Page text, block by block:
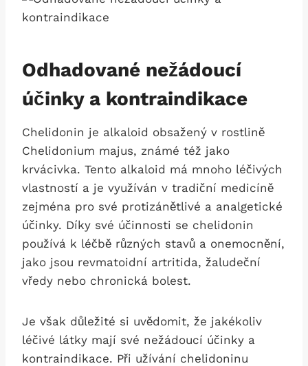
Odhadované nežádoucí⁣
účinky ‍a kontraindikace
Chelidonin je alkaloid obsažený ⁤v ‌rostlině
Chelidonium‌ majus, známé též jako⁣
krvácivka. Tento⁤ alkaloid má mnoho ‌léčivých
vlastností a je využíván v tradiční ‍medicíně
zejména pro své protizánětlivé a analgetické
účinky. Díky své účinnosti ⁢se​ chelidonin
používá‌ k léčbě různých stavů a onemocnění,
jako⁣ jsou revmatoidní artritida, žaludeční
vředy nebo chronická bolest.
Je však důležité si uvědomit, že jakékoliv
léčivé látky mají své nežádoucí účinky a
kontraindikace. Při užívání‌ chelidoninu